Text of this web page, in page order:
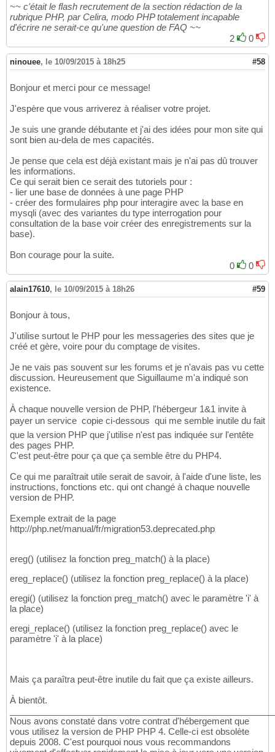
~~ c'était le flash recrutement de la section rédaction de la
rubrique PHP, par Celira, modo PHP totalement incapable
d'écrire ne serait-ce qu'une question de FAQ ~~
2
0
ninouee, le 10/09/2015 à 18h25 #58
Bonjour et merci pour ce message!
J'espère que vous arriverez à réaliser votre projet.
Je suis une grande débutante et j'ai des idées pour mon site qui
sont bien au-dela de mes capacités.
Je pense que cela est déjà existant mais je n'ai pas dû trouver
les informations.
Ce qui serait bien ce serait des tutoriels pour :
- lier une base de données à une page PHP
- créer des formulaires php pour interagire avec la base en
mysqli (avec des variantes du type interrogation pour
consultation de la base voir créer des enregistrements sur la
base).
Bon courage pour la suite.
0
0
alain17610, le 10/09/2015 à 18h26 #59
Bonjour à tous,
J'utilise surtout le PHP pour les messageries des sites que je
créé et gère, voire pour du comptage de visites.
Je ne vais pas souvent sur les forums et je n'avais pas vu cette
discussion. Heureusement que Siguillaume m'a indiqué son
existence.
À chaque nouvelle version de PHP, l'hébergeur 1&1 invite à
payer un service  copie ci-dessous  qui me semble inutile du fait
que la version PHP que j'utilise n'est pas indiquée sur l'entête
des pages PHP.
C'est peut-être pour ça que ça semble être du PHP4.
Ce qui me paraîtrait utile serait de savoir, à l'aide d'une liste, les
instructions, fonctions etc. qui ont changé à chaque nouvelle
version de PHP.
Exemple extrait de la page
http://php.net/manual/fr/migration53.deprecated.php
ereg() (utilisez la fonction preg_match() à la place)
ereg_replace() (utilisez la fonction preg_replace() à la place)
eregi() (utilisez la fonction preg_match() avec le paramètre 'i' à
la place)
eregi_replace() (utilisez la fonction preg_replace() avec le
paramètre 'i' à la place)
Mais ça paraîtra peut-être inutile du fait que ça existe ailleurs.
À bientôt.
Nous avons constaté dans votre contrat d'hébergement que
vous utilisez la version de PHP PHP 4. Celle-ci est obsolète
depuis 2008. C'est pourquoi nous vous recommandons